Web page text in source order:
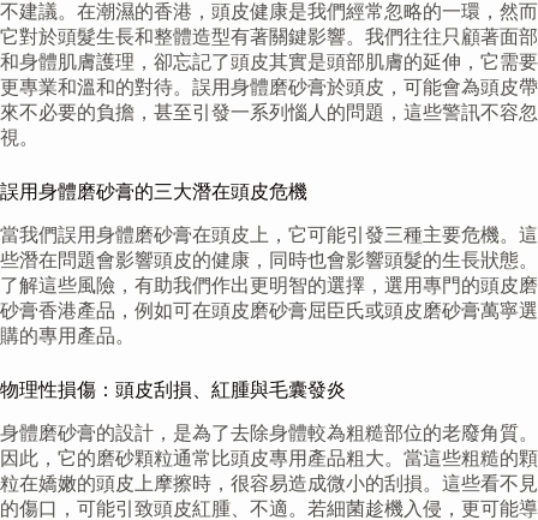
不建議。在潮濕的香港，頭皮健康是我們經常忽略的一環，然而
它對於頭髮生長和整體造型有著關鍵影響。我們往往只顧著面部
和身體肌膚護理，卻忘記了頭皮其實是頭部肌膚的延伸，它需要
更專業和溫和的對待。誤用身體磨砂膏於頭皮，可能會為頭皮帶
來不必要的負擔，甚至引發一系列惱人的問題，這些警訊不容忽
視。
誤用身體磨砂膏的三大潛在頭皮危機
當我們誤用身體磨砂膏在頭皮上，它可能引發三種主要危機。這
些潛在問題會影響頭皮的健康，同時也會影響頭髮的生長狀態。
了解這些風險，有助我們作出更明智的選擇，選用專門的頭皮磨
砂膏香港產品，例如可在頭皮磨砂膏屈臣氏或頭皮磨砂膏萬寧選
購的專用產品。
物理性損傷：頭皮刮損、紅腫與毛囊發炎
身體磨砂膏的設計，是為了去除身體較為粗糙部位的老廢角質。
因此，它的磨砂顆粒通常比頭皮專用產品粗大。當這些粗糙的顆
粒在嬌嫩的頭皮上摩擦時，很容易造成微小的刮損。這些看不見
的傷口，可能引致頭皮紅腫、不適。若細菌趁機入侵，更可能導